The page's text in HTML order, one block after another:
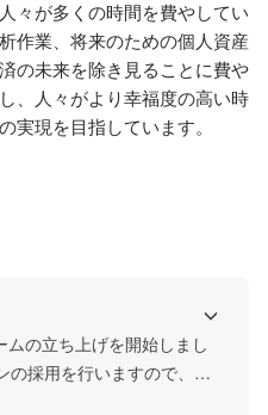
々が多くの時間を費やしてい
作業、将来のための個人資産
の未来を除き見ることに費や
、人々がより幸福度の高い時
実現を目指しています。
の立ち上げを開始しまし
の採用を行いますので、ご